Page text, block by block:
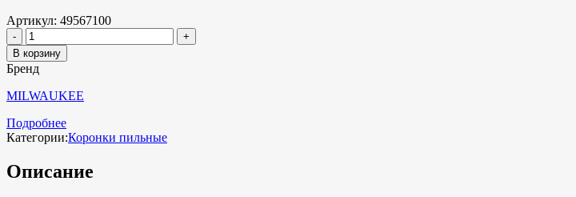
Артикул: 49567100
В корзину
Бренд
MILWAUKEE
Подробнее
Категории:Коронки пильные
Описание